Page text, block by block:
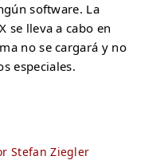
software. La
se lleva a cabo en
no se cargará y no
especiales.
Stefan Ziegler